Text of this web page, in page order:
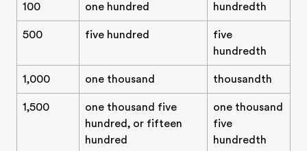
100 one hundred hundredth
500 five hundred
five
hundredth
1,000 one thousand thousandth
1,500
one thousand five
hundred, or fifteen
hundred
one thousand
five
hundredth